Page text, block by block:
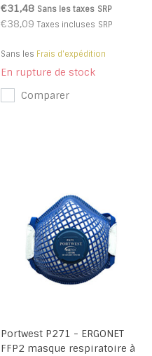
Dolomite (Pk20) (R)
€31,48 Sans les taxes SRP
€38,09 Taxes incluses SRP
Sans les Frais d'expédition
En rupture de stock
Comparer
Portwest P271 - ERGONET
FFP2 masque respiratoire à